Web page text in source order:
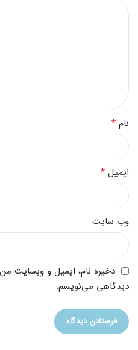
نام *
ایمیل *
وب‌ سایت
ذخیره نام، ایمیل و وبسایت من
دیدگاهی می‌نویسم.